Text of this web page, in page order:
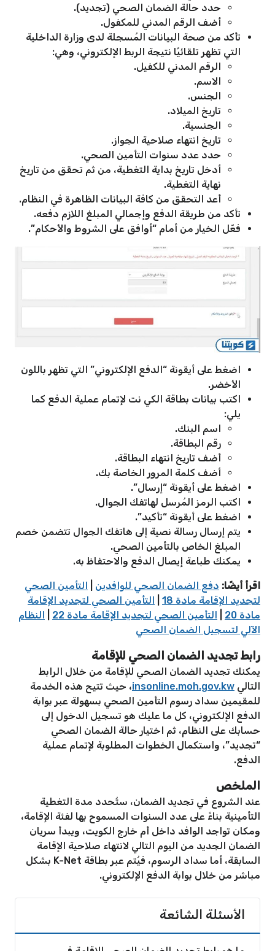
حدد حالة الضمان الصحي (تجديد).
أضف الرقم المدني للمكفول.
تأكد من صحة البيانات المُسجلة لدى وزارة الداخلية
التي تظهر تلقائيًا نتيجة الربط الإلكتروني، وهي:
الرقم المدني للكفيل.
الاسم.
الجنس.
تاريخ الميلاد.
الجنسية.
تاريخ انتهاء صلاحية الجواز.
حدد عدد سنوات التأمين الصحي.
أدخل تاريخ بداية التغطية، من ثم تحقق من تاريخ
نهاية التغطية.
أعد التحقق من كافة البيانات الظاهرة في النظام.
تأكد من طريقة الدفع وإجمالي المبلغ اللازم دفعه.
فعّل الخيار من أمام “أوافق على الشروط والأحكام”.
اضغط على أيقونة “الدفع الإلكتروني” التي تظهر باللون
الأخضر.
اكتب بيانات بطاقة الكي نت لإتمام عملية الدفع كما
يلي:
اسم البنك.
رقم البطاقة.
أضف تاريخ انتهاء البطاقة.
أضف كلمة المرور الخاصة بك.
اضغط على أيقونة “إرسال”.
اكتب الرمز المُرسل لهاتفك الجوال.
اضغط على أيقونة “تأكيد”.
يتم إرسال رسالة نصية إلى هاتفك الجوال تتضمن خصم
المبلغ الخاص بالتأمين الصحي.
يمكنك طباعة إيصال الدفع والاحتفاظ به.
اقرأ أيضًا: دفع الضمان الصحي للوافدين
التأمين الصحي
لتجديد الإقامة مادة 18
التأمين الصحي لتجديد الإقامة
مادة 20
التأمين الصحي لتجديد الإقامة مادة 22
النظام
الآلي لتسجيل الضمان الصحي
رابط تجديد الضمان الصحي للإقامة
يمكنك تجديد الضمان الصحي للإقامة من خلال الرابط
التالي insonline.moh.gov.kw، حيث تتيح هذه الخدمة
للمقيمين سداد رسوم التأمين الصحي بسهولة عبر بوابة
الدفع الإلكتروني، كل ما عليك هو تسجيل الدخول إلى
حسابك على النظام، ثم اختيار حالة الضمان الصحي
“تجديد”، واستكمال الخطوات المطلوبة لإتمام عملية
الدفع.
الملخص
عند الشروع في تجديد الضمان، ستُحدد مدة التغطية
التأمينية بناءً على عدد السنوات المسموح بها لفئة الإقامة،
ومكان تواجد الوافد داخل أم خارج الكويت، ويبدأ سريان
الضمان الجديد من اليوم التالي لانتهاء صلاحية الإقامة
السابقة، أما سداد الرسوم، فيُتم عبر بطاقة K-Net بشكل
مباشر من خلال بوابة الدفع الإلكتروني.
الأسئلة الشائعة